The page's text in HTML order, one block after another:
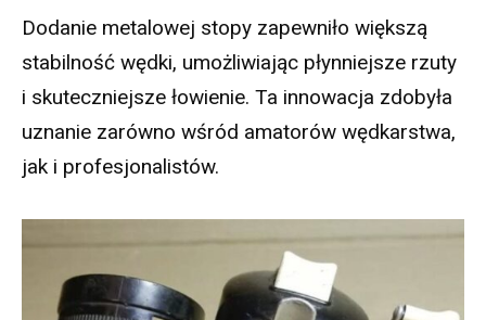
Dodanie metalowej stopy zapewniło większą
stabilność wędki, umożliwiając płynniejsze rzuty
i skuteczniejsze łowienie. Ta innowacja zdobyła
uznanie zarówno wśród amatorów wędkarstwa,
jak i profesjonalistów.